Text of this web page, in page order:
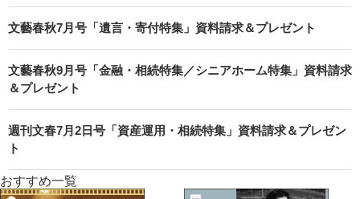
文藝春秋7月号「遺言・寄付特集」資料請求＆プレゼント
文藝春秋9月号「金融・相続特集／シニアホーム特集」資料請求
＆プレゼント
週刊文春7月2日号「資産運用・相続特集」資料請求＆プレゼン
ト
おすすめ一覧